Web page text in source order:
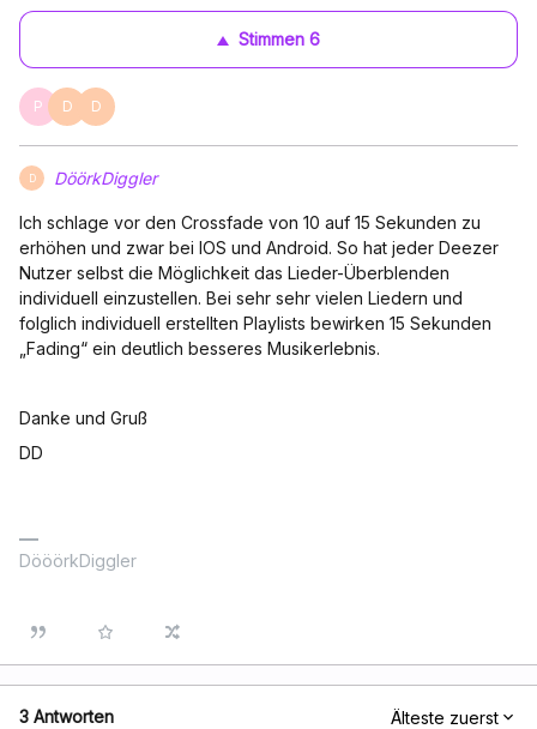
Stimmen 6
P D D
D DöörkDiggler
Ich schlage vor den Crossfade von 10 auf 15 Sekunden zu
erhöhen und zwar bei IOS und Android. So hat jeder Deezer
Nutzer selbst die Möglichkeit das Lieder-Überblenden
individuell einzustellen. Bei sehr sehr vielen Liedern und
folglich individuell erstellten Playlists bewirken 15 Sekunden
„Fading“ ein deutlich besseres Musikerlebnis.
Danke und Gruß
DD
DööörkDiggler
3 Antworten Älteste zuerst